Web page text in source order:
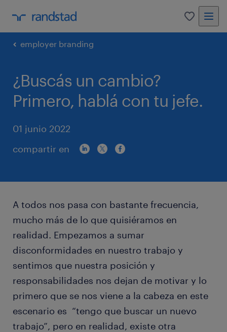
0
employer branding
¿Buscás un cambio?
Primero, hablá con tu jefe.
01 junio 2022
compartir en
A todos nos pasa con bastante frecuencia,
mucho más de lo que quisiéramos en
realidad. Empezamos a sumar
disconformidades en nuestro trabajo y
sentimos que nuestra posición y
responsabilidades nos dejan de motivar y lo
primero que se nos viene a la cabeza en este
escenario es “tengo que buscar un nuevo
trabajo”, pero en realidad, existe otra